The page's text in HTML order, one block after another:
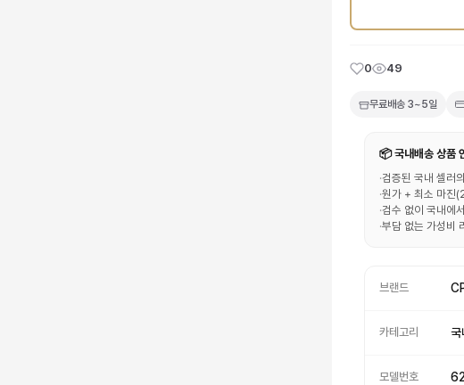
0 49
무료배송 3~5일
📦 국내배송 상품
·검증된 국내 셀러
·원가 + 최소 마진
·검수 없이 국내에
·부담 없는 가성비
브랜드
카테고리 국
모델번호